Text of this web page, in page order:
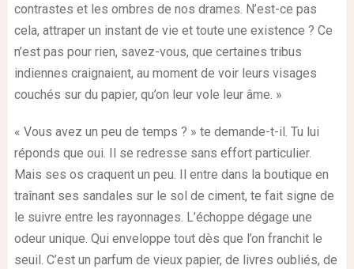
contrastes et les ombres de nos drames. N’est-ce pas
cela, attraper un instant de vie et toute une existence ? Ce
n’est pas pour rien, savez-vous, que certaines tribus
indiennes craignaient, au moment de voir leurs visages
couchés sur du papier, qu’on leur vole leur âme. »
« Vous avez un peu de temps ? » te demande-t-il. Tu lui
réponds que oui. Il se redresse sans effort particulier.
Mais ses os craquent un peu. Il entre dans la boutique en
traînant ses sandales sur le sol de ciment, te fait signe de
le suivre entre les rayonnages. L’échoppe dégage une
odeur unique. Qui enveloppe tout dès que l’on franchit le
seuil. C’est un parfum de vieux papier, de livres oubliés, de